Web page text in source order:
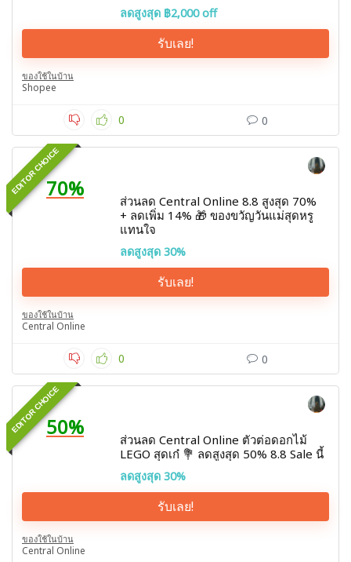
ลดสูงสุด ฿2,000 off
รับเลย!
ของใช้ในบ้าน
Shopee
0 0
EDITOR CHOICE70%
ส่วนลด Central Online 8.8 สูงสุด 70%
+ ลดเพิ่ม 14% 🎁 ของขวัญวันแม่สุดหรู
แทนใจ
ลดสูงสุด 30%
รับเลย!
ของใช้ในบ้าน
Central Online
0 0
EDITOR CHOICE50%
ส่วนลด Central Online ตัวต่อดอกไม้
LEGO สุดเก๋ 💐 ลดสูงสุด 50% 8.8 Sale นี้
ลดสูงสุด 30%
รับเลย!
ของใช้ในบ้าน
Central Online